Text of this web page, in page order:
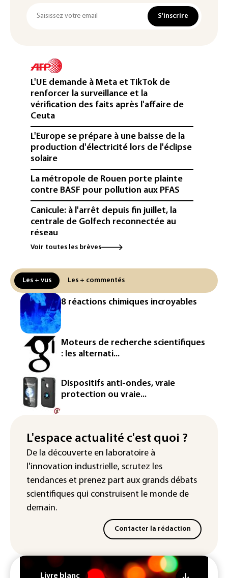
S'inscrire
L'UE demande à Meta et TikTok de
renforcer la surveillance et la
vérification des faits après l'affaire de
Ceuta
L'Europe se prépare à une baisse de la
production d'électricité lors de l'éclipse
solaire
La métropole de Rouen porte plainte
contre BASF pour pollution aux PFAS
Canicule: à l'arrêt depuis fin juillet, la
centrale de Golfech reconnectée au
réseau
Véhicules de livraison autonomes: la
homologation
Iris³: Eutelsat investira 3,4 milliards
d'euros dans la future constellation
européenne
Le magazine VSD racheté par
l'entrepreneur Vianney d'Alançon
La production française de maïs
attendue au plus bas depuis 1980
"Retour en force" progressif de la
chaleur dans les prochains jours en
L'Arabie saoudite, le Pakistan et la
Turquie ont signé un accord de défense
Voir toutes les brèves
Les + vus Les + commentés
8 réactions chimiques incroyables
Moteurs de recherche scientifiques
: les alternati...
Dispositifs anti-ondes, vraie
protection ou vraie...
L'espace actualité c'est quoi ?
De la découverte en laboratoire à
l'innovation industrielle, scrutez les
tendances et prenez part aux grands débats
scientifiques qui construisent le monde de
demain.
Contacter la rédaction
Livre blanc